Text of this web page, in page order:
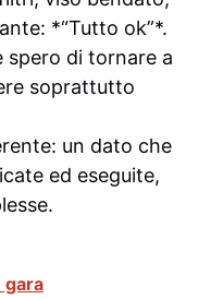
*“Tutto ok”*.
spero di tornare a
soprattutto
un dato che
ed eseguite,
gara